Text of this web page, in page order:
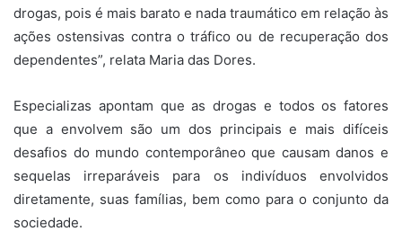
drogas, pois é mais barato e nada traumático em relação às
ações ostensivas contra o tráfico ou de recuperação dos
dependentes”, relata Maria das Dores.
Especializas apontam que as drogas e todos os fatores
que a envolvem são um dos principais e mais difíceis
desafios do mundo contemporâneo que causam danos e
sequelas irreparáveis para os indivíduos envolvidos
diretamente, suas famílias, bem como para o conjunto da
sociedade.